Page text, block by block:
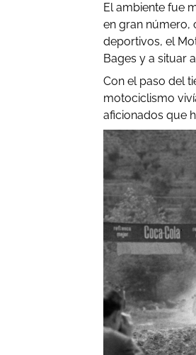
El ambiente fue
en gran número,
deportivos, el
Bages y a situar
Con el paso del
motociclismo
aficionados que